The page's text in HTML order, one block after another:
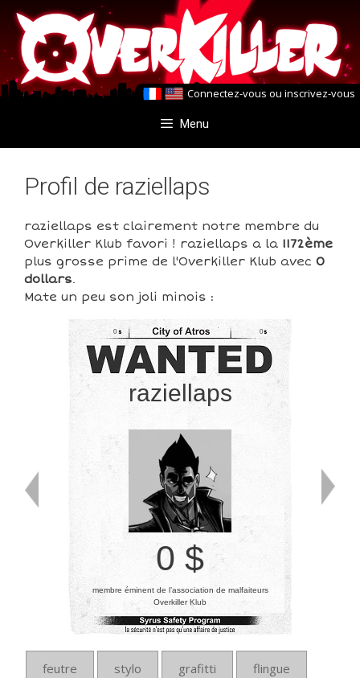
Aller
au
contenu
Aller
au
contenu
Connectez-vous ou inscrivez-vous
Menu
Profil de raziellaps
raziellaps est clairement notre membre du
Overkiller Klub favori ! raziellaps a la 1172ème
plus grosse prime de l'Overkiller Klub avec 0
dollars.
Mate un peu son joli minois :
0
raziellaps
0
0 $
membre éminent de l’association de malfaiteurs
Overkiller Klub
feutre stylo grafitti flingue